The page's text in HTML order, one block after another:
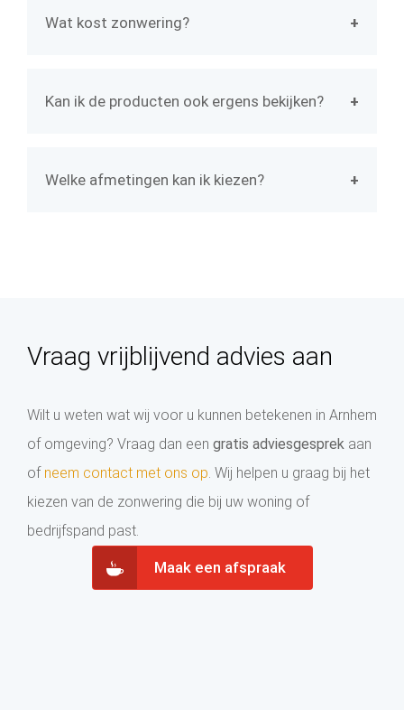
uitvalscherm, zonwering screens,
Wat kost zonwering?
het typezonweringdat u kiest een grote rol,
Kan ik de producten ook ergens bekijken?
bekijken. In de showroom kunt u de
zonwering
Welke afmetingen kan ik kiezen?
Vraag vrijblijvend advies aan
Wilt u weten wat wij voor u kunnen betekenen in Arnhem
of omgeving? Vraag dan een gratis adviesgesprek aan
of neem contact met ons op . Wij helpen u graag bij het
kiezen van de zonwering die bij uw woning of
bedrijfspand past.
Maak een afspraak